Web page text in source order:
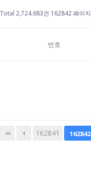
Total 2,724,683건 162842 페이지
번호
162841 162842